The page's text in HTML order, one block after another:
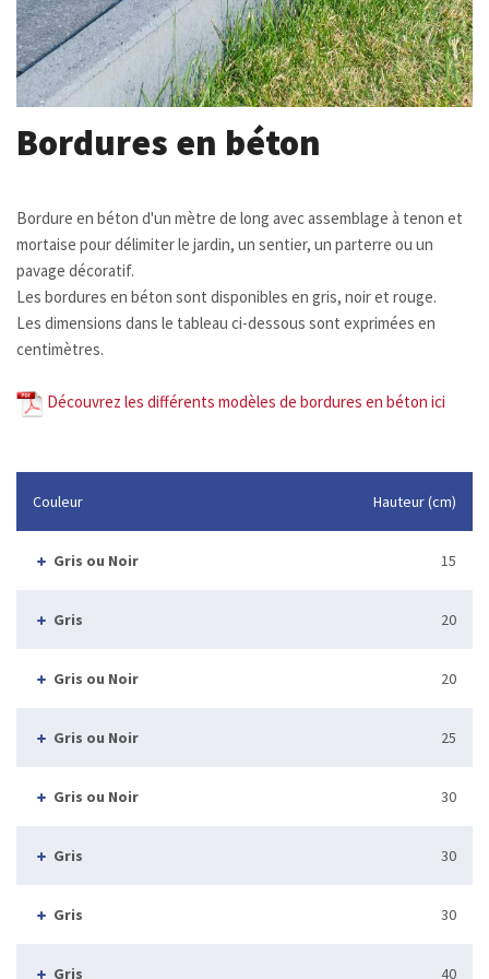
Bordures en béton
Bordure en béton d'un mètre de long avec assemblage à tenon et
mortaise pour délimiter le jardin, un sentier, un parterre ou un
pavage décoratif.
Les bordures en béton sont disponibles en gris, noir et rouge.
Les dimensions dans le tableau ci-dessous sont exprimées en
centimètres.
Découvrez les différents modèles de bordures en béton ici
Couleur Hauteur (cm)
Gris ou Noir 15
Gris 20
Gris ou Noir 20
Gris ou Noir 25
Gris ou Noir 30
Gris 30
Gris 30
Gris 40